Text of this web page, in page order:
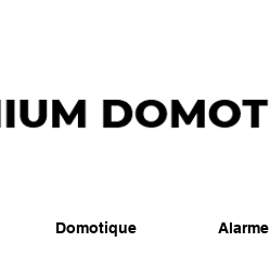
Domotique Alarme